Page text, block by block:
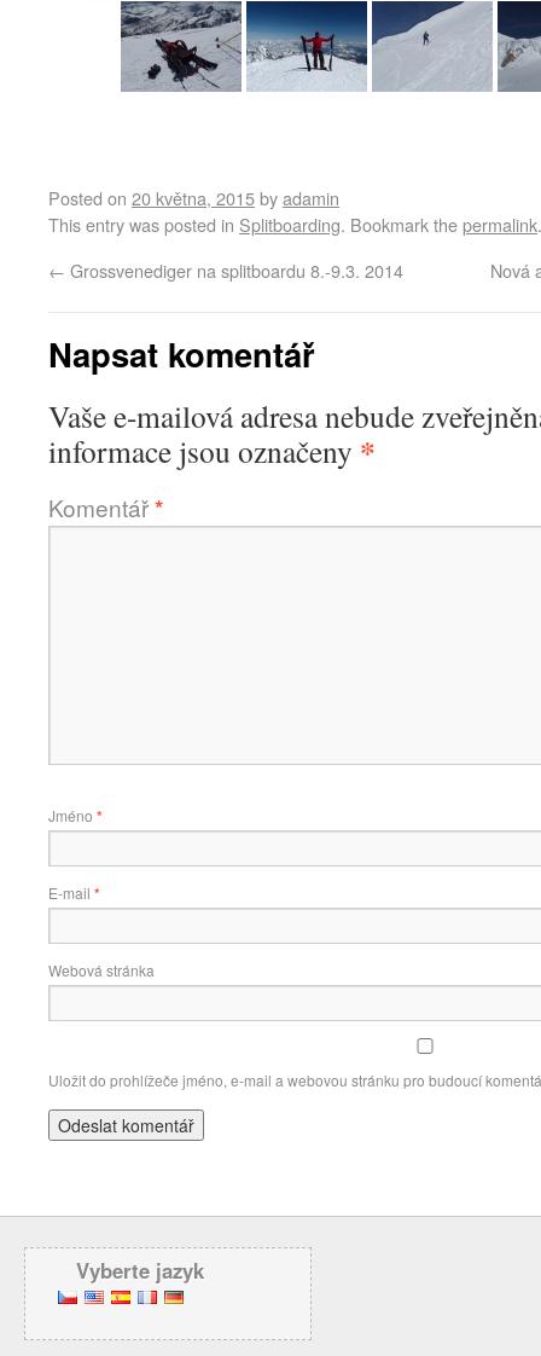
Posted on 20 května, 2015byadamin
This entry was posted in Splitboarding. Bookmark thepermalink.
← Grossvenediger na splitboardu 8.-9.3. 2014 Nová
Napsat komentář
Vaše e-mailová adresa nebude
informace jsou označeny *
Komentář*
Jméno *
E-mail *
Webová stránka
Uložit do prohlížeče jméno, e-mail a webovou stránku pro budoucí
Vyberte jazyk